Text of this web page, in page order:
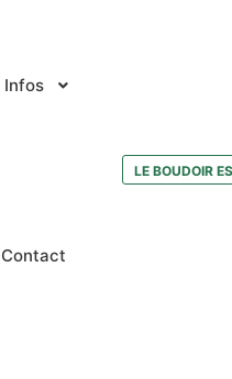
Infos
Contact
LE BOUDOIR